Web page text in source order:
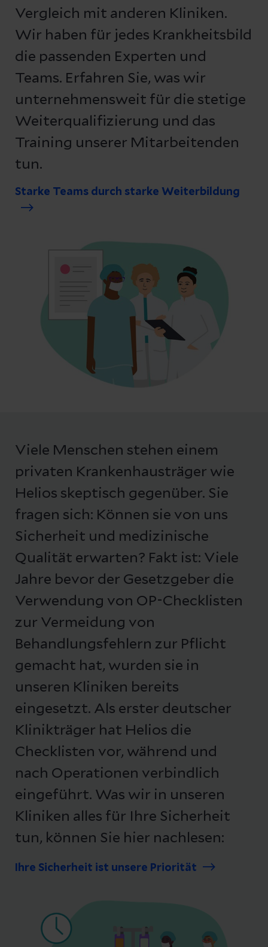
Vergleich mit anderen Kliniken.
Wir haben für jedes Krankheitsbild
die passenden Experten und
Teams. Erfahren Sie, was wir
unternehmensweit für die stetige
Weiterqualifizierung und das
Training unserer Mitarbeitenden
tun.
Starke Teams durch starke Weiterbildung
Viele Menschen stehen einem
privaten Krankenhausträger wie
Helios skeptisch gegenüber. Sie
fragen sich: Können sie von uns
Sicherheit und medizinische
Qualität erwarten? Fakt ist: Viele
Jahre bevor der Gesetzgeber die
Verwendung von OP-Checklisten
zur Vermeidung von
Behandlungsfehlern zur Pflicht
gemacht hat, wurden sie in
unseren Kliniken bereits
eingesetzt. Als erster deutscher
Klinikträger hat Helios die
Checklisten vor, während und
nach Operationen verbindlich
eingeführt. Was wir in unseren
Kliniken alles für Ihre Sicherheit
tun, können Sie hier nachlesen:
Ihre Sicherheit ist unsere Priorität